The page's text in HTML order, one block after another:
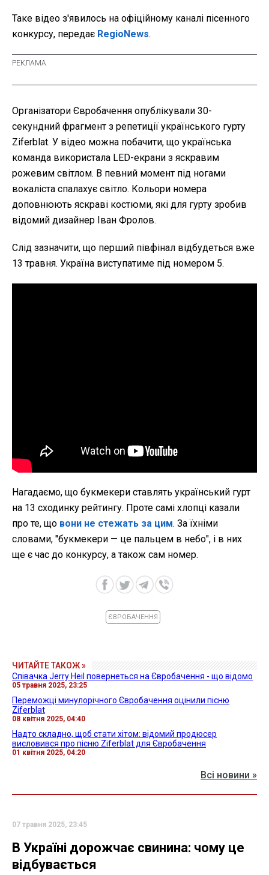
Таке відео з'явилось на офіційному каналі пісенного
конкурсу, передає RegioNews.
Організатори Євробачення опублікували 30-
секундний фрагмент з репетиції українського гурту
Ziferblat. У відео можна побачити, що українська
команда використала LED-екрани з яскравим
рожевим світлом. В певний момент під ногами
вокаліста спалахує світло. Кольори номера
доповнюють яскраві костюми, які для гурту зробив
відомий дизайнер Іван Фролов.
Слід зазначити, що перший півфінал відбудеться вже
13 травня. Україна виступатиме під номером 5.
Нагадаємо, що букмекери ставлять український гурт
на 13 сходинку рейтингу. Проте самі хлопці казали
про те, що вони не стежать за цим. За їхніми
словами, "букмекери — це пальцем в небо", і в них
ще є час до конкурсу, а також сам номер.
ЄВРОБАЧЕННЯ
ЧИТАЙТЕ ТАКОЖ »
Співачка Jerry Heil повернеться на Євробачення - що відомо
05 травня 2025, 23:25
Переможці минулорічного Євробачення оцінили пісню
Ziferblat
08 квітня 2025, 04:40
Надто складно, щоб стати хітом: відомий продюсер
висловився про пісню Ziferblat для Євробачення
01 квітня 2025, 04:20
Всі новини »
07 травня 2025, 23:45
В Україні дорожчає свинина: чому це
відбувається